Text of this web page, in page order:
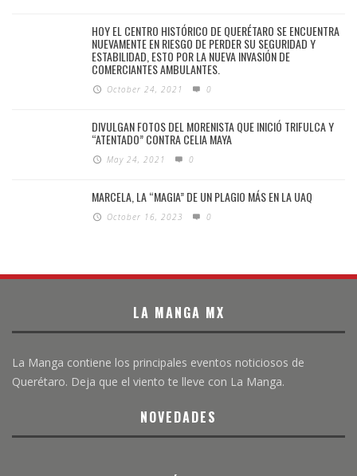
HOY EL CENTRO HISTÓRICO DE QUERÉTARO SE ENCUENTRA
NUEVAMENTE EN RIESGO DE PERDER SU SEGURIDAD Y
ESTABILIDAD, ESTO POR LA NUEVA INVASIÓN DE
COMERCIANTES AMBULANTES.
October 24, 2021 0
DIVULGAN FOTOS DEL MORENISTA QUE INICIÓ TRIFULCA Y
“ATENTADO” CONTRA CELIA MAYA
May 24, 2021 0
MARCELA, LA “MAGIA” DE UN PLAGIO MÁS EN LA UAQ
October 16, 2023 0
LA MANGA MX
La Manga contiene los principales eventos noticiosos de
Querétaro. Deja que el viento te lleve con La Manga.
NOVEDADES